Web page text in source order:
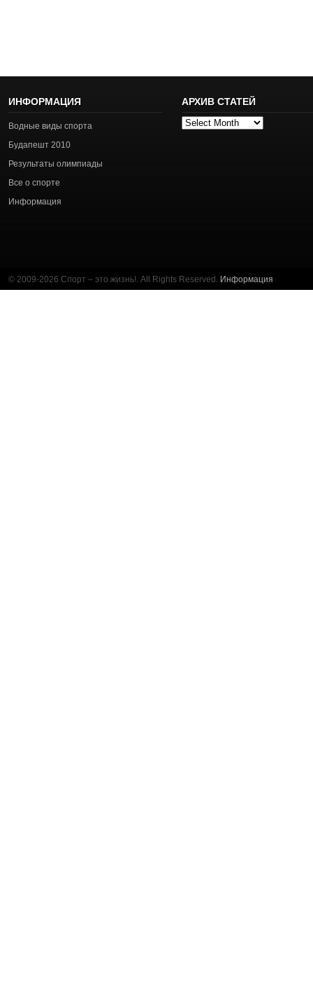
ИНФОРМАЦИЯ
Водные виды спорта
Будапешт 2010
Результаты олимпиады
Все о спорте
Информация
АРХИВ СТАТЕЙ
Архив
© 2009-2026 Спорт – это жизнь!. All Rights Reserved. Информация